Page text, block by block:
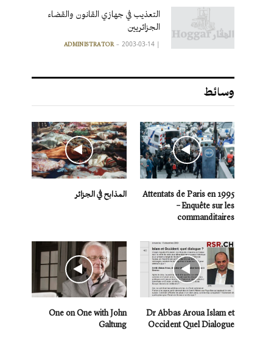
التعذيب في جهازي القانون والقضاء
الجزائريين
|
ADMINISTRATOR 2003-03-14
وسائط
Attentats de Paris en 1995
– Enquête sur les
commanditaires
المذابح في الجزائر
Dr Abbas Aroua Islam et
Occident Quel Dialogue
One on One with John
Galtung